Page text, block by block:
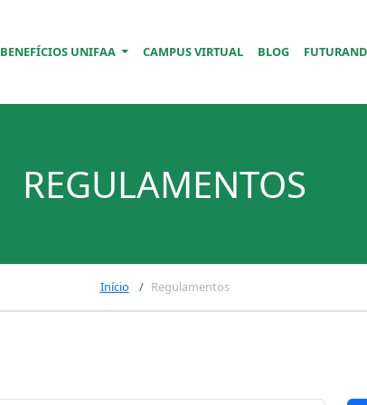
BENEFÍCIOS UNIFAA CAMPUS VIRTUAL BLOG
REGULAMENTOS
Início Regulamentos